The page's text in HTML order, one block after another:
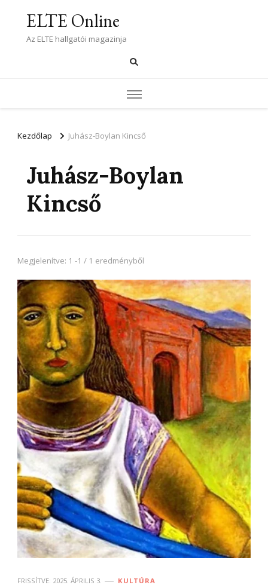
ELTE Online
Az ELTE hallgatói magazinja
Kezdőlap Juhász-Boylan Kincső
Juhász-Boylan
Kincső
Megjelenítve: 1 -1 / 1 eredményből
FRISSÍTVE: 2025. ÁPRILIS 3. KULTÚRA